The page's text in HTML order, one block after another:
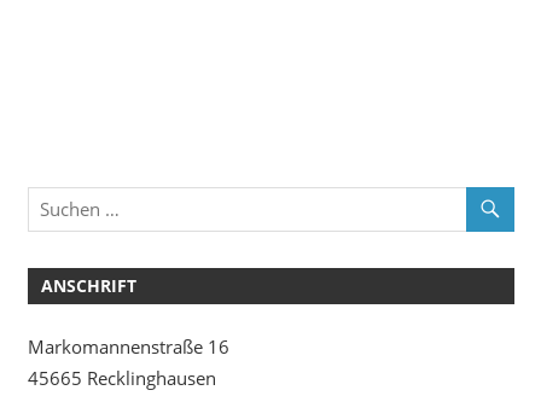
ANSCHRIFT
Markomannenstraße 16
45665 Recklinghausen